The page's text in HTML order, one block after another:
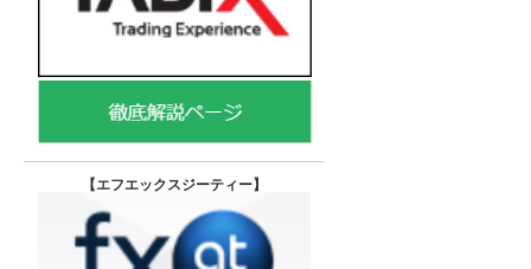
【エフエックスジーティー】